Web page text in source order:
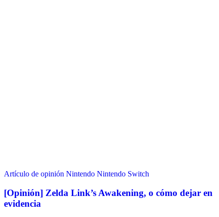
Artículo de opinión Nintendo Nintendo Switch
[Opinión] Zelda Link’s Awakening, o cómo dejar en
evidencia